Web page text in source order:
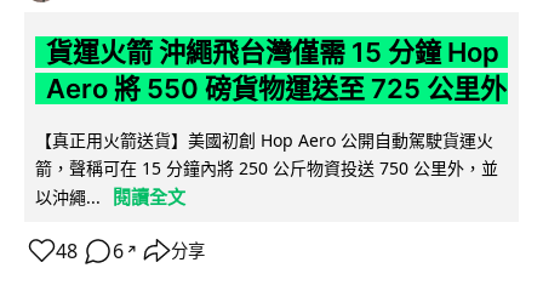
貨運火箭 沖繩飛台灣僅需 15 分鐘 Hop
Aero 將 550 磅貨物運送至 725 公里外
【真正用火箭送貨】美國初創 Hop Aero 公開自動駕駛貨運火
箭，聲稱可在 15 分鐘內將 250 公斤物資投送 750 公里外，並
以沖繩...
閱讀全文
48 6 ↗ 分享